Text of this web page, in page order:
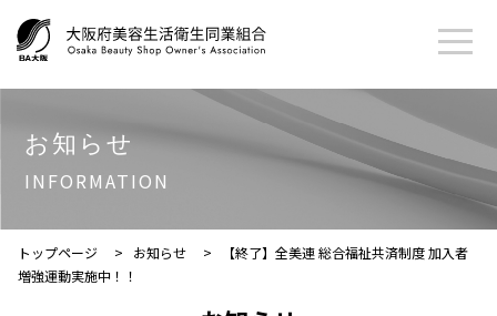
お知らせ
INFORMATION
トップページ > お知らせ >
【終了】全美連 総合福祉共済制度 加入者
増強運動実施中！！